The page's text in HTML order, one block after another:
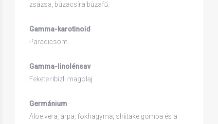
zsázsa, búzacsíra búzafű.
Gamma-karotinoid
Paradicsom.
Gamma-linolénsav
Fekete ribizli magolaj.
Germánium
Aloe vera, árpa, fokhagyma, shiitake gomba és a